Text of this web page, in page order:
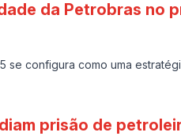
da Petrobras no
se configura como uma
prisão de